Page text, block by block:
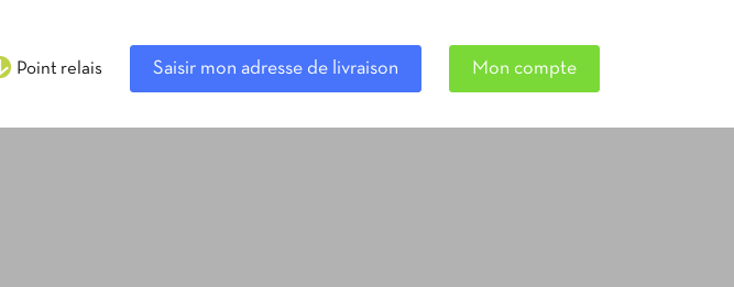
Point relais Saisir mon adresse de livraison Mon compte